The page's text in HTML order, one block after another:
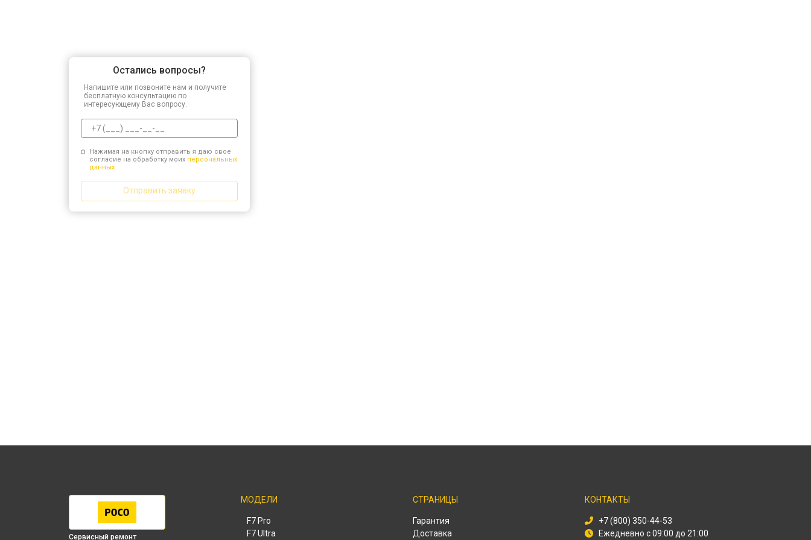
Остались вопросы?
Напишите или позвоните нам и получите
бесплатную консультацию по
интересующему Вас вопросу.
Нажимая на кнопку отправить я даю свое
согласие на обработку моих персональных
данных.
Отправить заявку
Сервисный ремонт
МОДЕЛИ
F7 Pro
F7 Ultra
СТРАНИЦЫ
Гарантия
Доставка
КОНТАКТЫ
+7 (800) 350-44-53
Ежедневно с 09:00 до 21:00